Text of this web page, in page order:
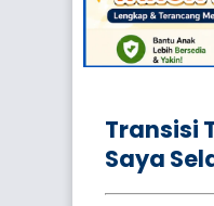
Transisi
Saya